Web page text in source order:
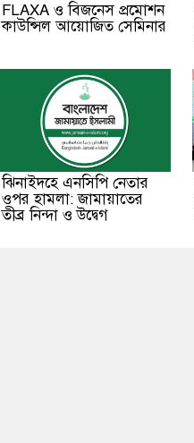
FLAXA ও বিজনেস প্রমোশন
কাউন্সিল আয়োজিত সেমিনার
ঝিনাইদহে এনসিপি নেতার
ওপর হামলা: জামায়াতের
তীব্র নিন্দা ও উদ্বেগ